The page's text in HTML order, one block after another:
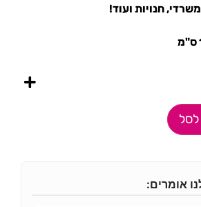
חנויות ועוד!
אומרים: